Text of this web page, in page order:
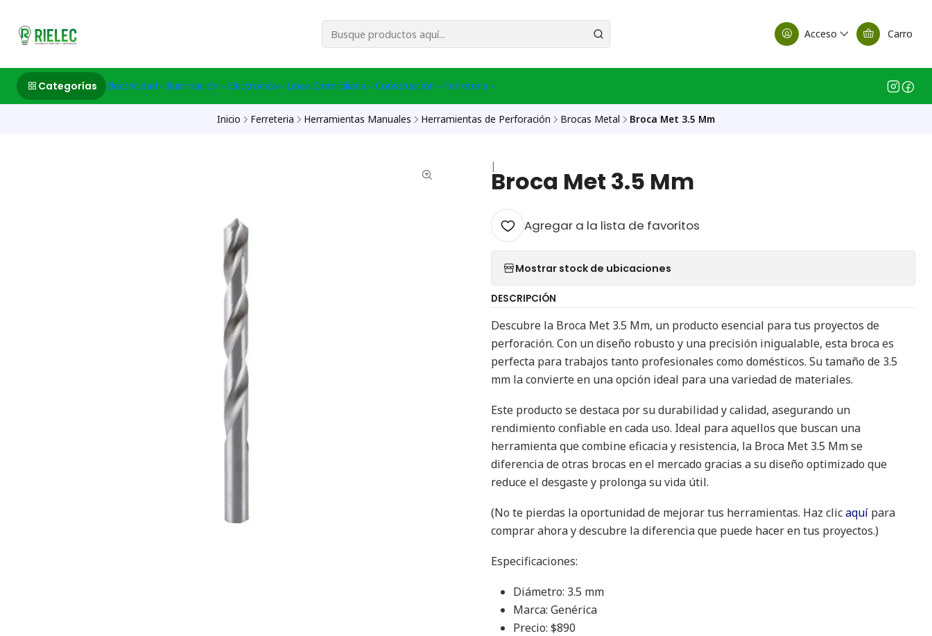
Acceso Carro
Categorías Electricidad Iluminación Electronica Linea Domiciliaria Construcción Ferreteria
Inicio Ferreteria Herramientas Manuales Herramientas de Perforación Brocas Metal Broca Met 3.5 Mm
|
Broca Met 3.5 Mm
Agregar a la lista de favoritos
Mostrar stock de ubicaciones
DESCRIPCIÓN
Descubre la Broca Met 3.5 Mm, un producto esencial para tus proyectos de
perforación. Con un diseño robusto y una precisión inigualable, esta broca es
perfecta para trabajos tanto profesionales como domésticos. Su tamaño de 3.5
mm la convierte en una opción ideal para una variedad de materiales.
Este producto se destaca por su durabilidad y calidad, asegurando un
rendimiento confiable en cada uso. Ideal para aquellos que buscan una
herramienta que combine eficacia y resistencia, la Broca Met 3.5 Mm se
diferencia de otras brocas en el mercado gracias a su diseño optimizado que
reduce el desgaste y prolonga su vida útil.
(No te pierdas la oportunidad de mejorar tus herramientas. Haz clicaquí para
comprar ahora y descubre la diferencia que puede hacer en tus proyectos.)
Especificaciones:
Diámetro: 3.5 mm
Marca: Genérica
Precio: $890